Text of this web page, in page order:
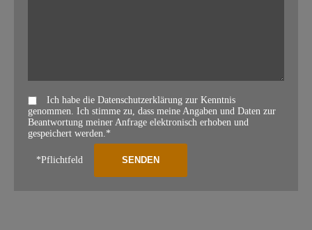
Ich habe die Datenschutzerklärung zur Kenntnis
genommen. Ich stimme zu, dass meine Angaben und Daten zur
Beantwortung meiner Anfrage elektronisch erhoben und
gespeichert werden.*
*Pflichtfeld